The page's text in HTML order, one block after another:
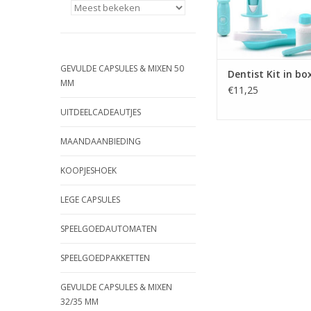
GEVULDE CAPSULES & MIXEN 50
MM
UITDEELCADEAUTJES
MAANDAANBIEDING
KOOPJESHOEK
LEGE CAPSULES
SPEELGOEDAUTOMATEN
SPEELGOEDPAKKETTEN
GEVULDE CAPSULES & MIXEN
32/35 MM
Dentist Kit in
€11,25